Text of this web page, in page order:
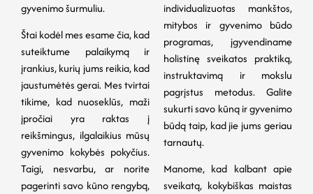
gyvenimo šurmuliu.
Štai kodėl mes esame čia, kad
suteiktume palaikymą ir
įrankius, kurių jums reikia, kad
jaustumėtės gerai. Mes tvirtai
tikime, kad nuoseklūs, maži
įpročiai yra raktas į
reikšmingus, ilgalaikius mūsų
gyvenimo kokybės pokyčius.
Taigi, nesvarbu, ar norite
pagerinti savo kūno rengybą,
individualizuotas mankštos,
mitybos ir gyvenimo būdo
programas, įgyvendiname
holistinę sveikatos praktiką,
instruktavimą ir mokslu
pagrįstus metodus. Galite
sukurti savo kūną ir gyvenimo
būdą taip, kad jie jums geriau
tarnautų.
Manome, kad kalbant apie
sveikatą, kokybiškas maistas